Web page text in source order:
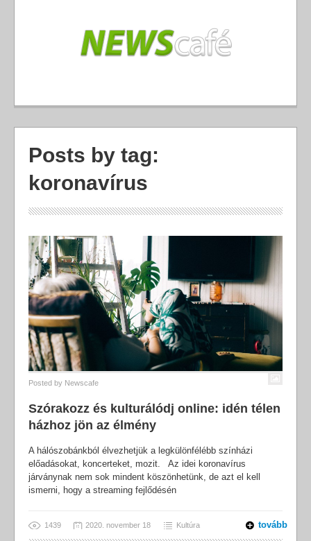
Posts by tag:
koronavírus
Posted by Newscafe
Szórakozz és kulturálódj online: idén télen
házhoz jön az élmény
A hálószobánkból élvezhetjük a legkülönfélébb színházi
előadásokat, koncerteket, mozit. Az idei koronavírus
járványnak nem sok mindent köszönhetünk, de azt el kell
ismerni, hogy a streaming fejlődésén
1439 2020. november 18 Kultúra tovább